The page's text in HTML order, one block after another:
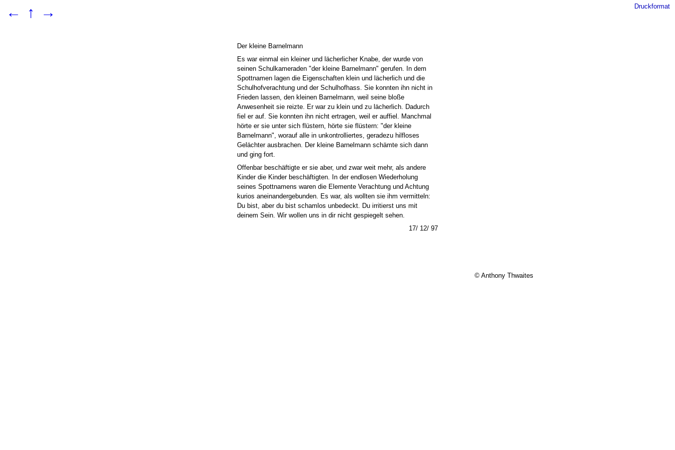
← ↑ → Druckformat
Der kleine Barnelmann
Es war einmal ein kleiner und lächerlicher Knabe, der wurde von
seinen Schulkameraden "der kleine Barnelmann" gerufen. In dem
Spottnamen lagen die Eigenschaften klein und lächerlich und die
Schulhofverachtung und der Schulhofhass. Sie konnten ihn nicht in
Frieden lassen, den kleinen Barnelmann, weil seine bloße
Anwesenheit sie reizte. Er war zu klein und zu lächerlich. Dadurch
fiel er auf. Sie konnten ihn nicht ertragen, weil er auffiel. Manchmal
hörte er sie unter sich flüstern, hörte sie flüstern: "der kleine
Barnelmann", worauf alle in unkontrolliertes, geradezu hilfloses
Gelächter ausbrachen. Der kleine Barnelmann schämte sich dann
und ging fort.
Offenbar beschäftigte er sie aber, und zwar weit mehr, als andere
Kinder die Kinder beschäftigten. In der endlosen Wiederholung
seines Spottnamens waren die Elemente Verachtung und Achtung
kurios aneinandergebunden. Es war, als wollten sie ihm vermitteln:
Du bist, aber du bist schamlos unbedeckt. Du irritierst uns mit
deinem Sein. Wir wollen uns in dir nicht gespiegelt sehen.
17/ 12/ 97
© Anthony Thwaites